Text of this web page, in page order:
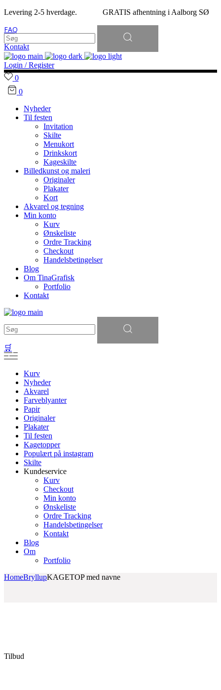
Levering 2-5 hverdage. GRATIS afhentning i Aalborg SØ
FAQ
Kontakt
Søg
efter:
Login / Register
0
0
Nyheder
Til festen
Invitation
Skilte
Menukort
Drinkskort
Kageskilte
Billedkunst og maleri
Originaler
Plakater
Kort
Akvarel og tegning
Min konto
Kurv
Ønskeliste
Ordre Tracking
Checkout
Handelsbetingelser
Blog
Om TinaGrafisk
Portfolio
Kontakt
efter:
🛒
Kurv
Nyheder
Akvarel
Farveblyanter
Papir
Originaler
Plakater
Til festen
Kagetopper
Populært på instagram
Skilte
Kundeservice
Kurv
Checkout
Min konto
Ønskeliste
Ordre Tracking
Handelsbetingelser
Kontakt
Blog
Om
Portfolio
HomeBryllupKAGETOP med navne
Tilbud